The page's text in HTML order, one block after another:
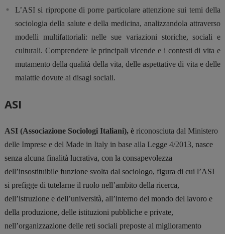
L’ASI si ripropone di porre particolare attenzione sui temi della
sociologia della salute e della medicina, analizzandola attraverso
modelli multifattoriali: nelle sue variazioni storiche, sociali e
culturali. Comprendere le principali vicende e i contesti di vita e
mutamento della qualità della vita, delle aspettative di vita e delle
malattie dovute ai disagi sociali.
ASI
ASI (Associazione Sociologi Italiani), è riconosciuta dal Ministero
delle Imprese e del Made in Italyin base alla Legge 4/2013, nasce
senza alcuna finalità lucrativa, con la consapevolezza
dell’insostituibile funzione svolta dal sociologo, figura di cui l’ASI
si prefigge di tutelarne il ruolo nell’ambito della ricerca,
dell’istruzione e dell’università, all’interno del mondo del lavoro e
della produzione, delle istituzioni pubbliche e private,
nell’organizzazione delle reti sociali preposte al miglioramento